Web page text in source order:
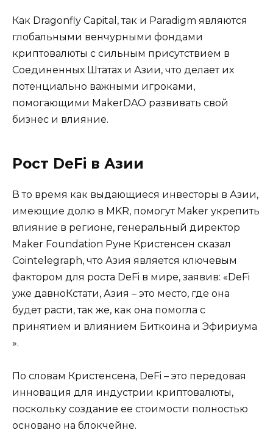
Как Dragonfly Capital, так и Paradigm являются
глобальными венчурными фондами
криптовалюты с сильным присутствием в
Соединенных Штатах и ​​Азии, что делает их
потенциально важными игроками,
помогающими MakerDAO развивать свой
бизнес и влияние.
Рост DeFi в Азии
В то время как выдающиеся инвесторы в Азии,
имеющие долю в MKR, помогут Maker укрепить
влияние в регионе, генеральный директор
Maker Foundation Руне Кристенсен сказал
Cointelegraph, что Азия является ключевым
фактором для роста DeFi в мире, заявив: «DeFi
уже давноКстати, Азия – это место, где она
будет расти, так же, как она помогла с
принятием и влиянием Биткоина и Эфириума
».
По словам Кристенсена, DeFi – это передовая
инновация для индустрии криптовалюты,
поскольку создание ее стоимости полностью
основано на блокчейне.